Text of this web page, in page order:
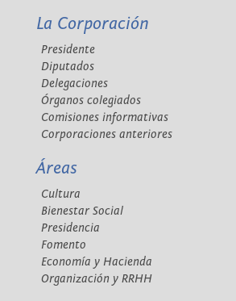
La Corporación
Presidente
Diputados
Delegaciones
Órganos colegiados
Comisiones informativas
Corporaciones anteriores
Áreas
Cultura
Bienestar Social
Presidencia
Fomento
Economía y Hacienda
Organización y RRHH